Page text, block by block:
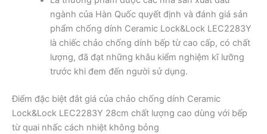
ngành của Hàn Quốc quyết định và đánh giá sản
phẩm chống dính Ceramic Lock&Lock LEC2283Y
là chiếc chảo chống dính bếp từ cao cấp, có chất
lượng, đã đạt những khâu kiểm nghiệm kĩ lưỡng
trước khi đem đến người sử dụng.
Điểm đặc biệt đắt giá của chảo chống dính Ceramic
Lock&Lock LEC2283Y 28cm chất lượng cao dùng với bếp
từ quai nhấc cách nhiệt không bỏng